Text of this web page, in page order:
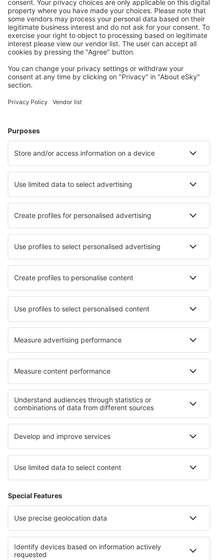
Prețuri atractive și oferte speciale pentru utilizatorii
conectați.
Cazarea preferată
Alege din peste 1,3 mil. de opţiuni: hoteluri, cabane,
Cele mai căutate cazări de către utilizatorii eSky
Cazare în Liverpool
Cazare în Edinburgh Cazare în Birmingham
Cazare în Manchester Cazare în Machynlleth
Cazare în Croydon Cazare în Carmarthen
Cele mai bune locuri de cazare - orașe
Cazare în Promontogno Cazare în Stammbach
Cazare în Logan Cazare în Zigong
Cazare în Châteauneuf-de-Randon Cazare în Pisarovina
Cele mai bune locuri de cazare - regiuni
Cazare în Guernsey Cazare în Great Yarmouth
Cazare ȋn Irlanda de Nord Cazare în Riviera Engleză
Cazare in Scotland Cazare Caprivi Cazare în Antigua
Cazare in Colón Cazare in Central Moravia